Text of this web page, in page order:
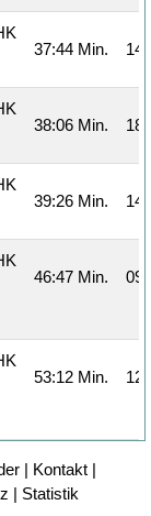
37:44 Min.
38:06 Min.
39:26 Min.
46:47 Min.
53:12 Min.
| Kontakt |
| Statistik